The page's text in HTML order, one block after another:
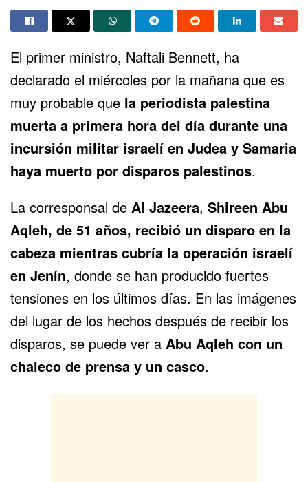
El primer ministro, Naftali Bennett, ha
declarado el miércoles por la mañana que es
muy probable que la periodista palestina
muerta a primera hora del día durante una
incursión militar israelí en Judea y Samaria
haya muerto por disparos palestinos.
La corresponsal de Al Jazeera, Shireen Abu
Aqleh, de 51 años, recibió un disparo en la
cabeza mientras cubría la operación israelí
en Jenín, donde se han producido fuertes
tensiones en los últimos días. En las imágenes
del lugar de los hechos después de recibir los
disparos, se puede ver a Abu Aqleh con un
chaleco de prensa y un casco.